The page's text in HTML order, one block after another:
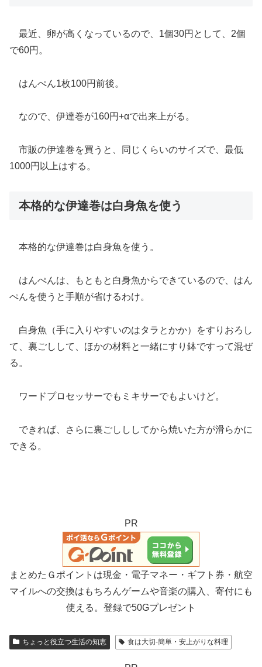
最近、卵が高くなっているので、1個30円として、2個
で60円。
はんぺん1枚100円前後。
なので、伊達巻が160円+αで出来上がる。
市販の伊達巻を買うと、同じくらいのサイズで、最低
1000円以上はする。
本格的な伊達巻は白身魚を使う
本格的な伊達巻は白身魚を使う。
はんぺんは、もともと白身魚からできているので、はん
ぺんを使うと手順が省けるわけ。
白身魚（手に入りやすいのはタラとかか）をすりおろし
て、裏ごしして、ほかの材料と一緒にすり鉢ですって混ぜ
る。
ワードプロセッサーでもミキサーでもよいけど。
できれば、さらに裏ごしししてから焼いた方が滑らかに
できる。
PR
まとめたＧポイントは現金・電子マネー・ギフト券・航空
マイルへの交換はもちろんゲームや音楽の購入、寄付にも
使える。登録で50Gプレゼント
ちょっと役立つ生活の知恵 食は大切-簡単・安上がりな料理